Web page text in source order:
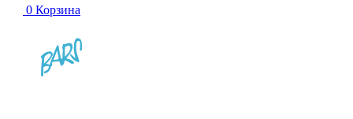
0 Корзина